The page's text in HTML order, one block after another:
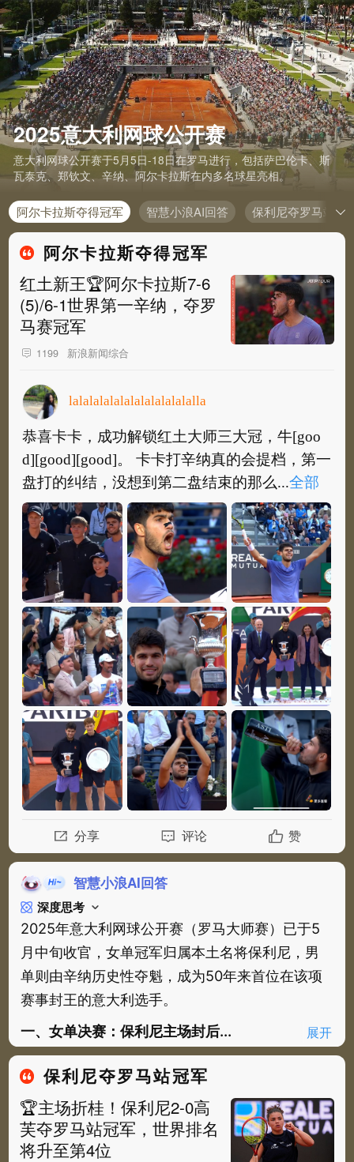
2025意大利网球公开赛
意大利网球公开赛于5月5日-18日在罗马进行，包括萨巴伦卡、斯
瓦泰克、郑钦文、辛纳、阿尔卡拉斯在内多名球星亮相。
阿尔卡拉斯夺得冠军 智慧小浪AI回答 保利尼夺罗马站冠
阿尔卡拉斯夺得冠军
红土新王🏆阿尔卡拉斯7-6
(5)/6-1世界第一辛纳，夺罗
马赛冠军
1199 新浪新闻综合
lalalalalalalalalalalalalla
恭喜卡卡，成功解锁红土大师三大冠，牛[goo
d][good][good]。 卡卡打辛纳真的会提档，第一
盘打的纠结，没想到第二盘结束的那么...全部
恭喜卡卡，成功解锁红土大师三大冠，牛[goo
d][good][good]。 卡卡打辛纳真的会提档，第一
盘打的纠结，没想到第二盘结束的那么快...全
部
分享 评论 赞
智慧小浪AI回答
深度思考
2025年意大利网球公开赛（罗马大师赛）已于5
月中旬收官，女单冠军归属本土名将保利尼，男
单则由辛纳历史性夺魁，成为50年来首位在该项
赛事封王的意大利选手。
一、女单决赛：保利尼主场封后...
展开
保利尼夺罗马站冠军
🏆主场折桂！保利尼2-0高
芙夺罗马站冠军，世界排名
将升至第4位